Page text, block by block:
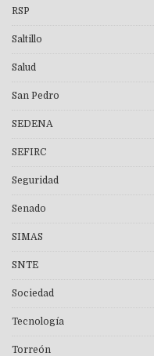
RSP
Saltillo
Salud
San Pedro
SEDENA
SEFIRC
Seguridad
Senado
SIMAS
SNTE
Sociedad
Tecnología
Torreón